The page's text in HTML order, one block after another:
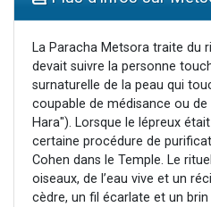
Il reste 49
Eva vient de
Eli vient de
La Paracha Metsora traite du
devait suivre la personne
surnaturelle de la peau qui
coupable de médisance ou
Hara"). Lorsque le lépreux
certaine procédure de
Cohen dans le Temple. Le
oiseaux, de l’eau vive et un
cèdre, un fil écarlate et un brin